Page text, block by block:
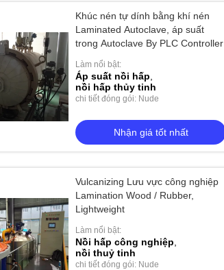
Khúc nén tự dính bằng khí nén
Laminated Autoclave, áp suất
trong Autoclave By PLC Controller
Làm nổi bật:
Áp suất nồi hấp
nồi hấp thủy tinh
chi tiết đóng gói: Nude
Nhận giá tốt nhất
Vulcanizing Lưu vực công nghiệp
Lamination Wood / Rubber,
Lightweight
Làm nổi bật:
Nồi hấp công nghiệp
nồi thuỷ tinh
chi tiết đóng gói: Nude